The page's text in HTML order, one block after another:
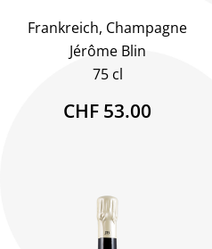
Frankreich, Champagne
Jérôme Blin
75 cl
CHF 53.00